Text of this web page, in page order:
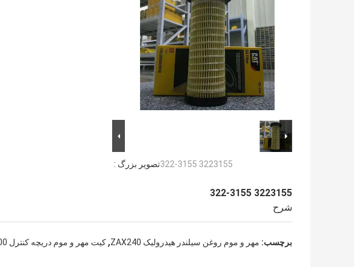
تصویر بزرگ : 3223155 322-3155
3223155 322-3155
شرح
برچسب: مهر و موم روغن سیلندر هیدرولیک ZAX240 , کیت مهر و موم دریچه کنترل PC200